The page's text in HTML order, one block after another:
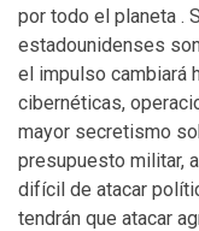
por todo el planeta .
estadounidenses
el impulso cambiará
cibernéticas,
mayor secretismo
presupuesto militar,
difícil de atacar
tendrán que atacar